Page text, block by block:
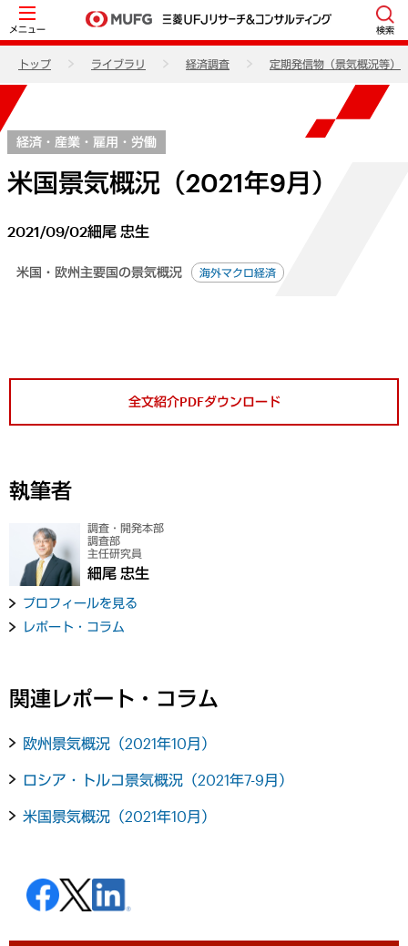
メニュー 検索
トップ ライブラリ 経済調査 定期発信物（景気概況等）
経済・産業・雇用・労働
米国景気概況（2021年9月）
2021/09/02細尾 忠生
米国・欧州主要国の景気概況 海外マクロ経済
全文紹介PDFダウンロード
執筆者
調査・開発本部
調査部
主任研究員
細尾 忠生
プロフィールを見る
レポート・コラム
関連レポート・コラム
欧州景気概況（2021年10月）
ロシア・トルコ景気概況（2021年7-9月）
米国景気概況（2021年10月）